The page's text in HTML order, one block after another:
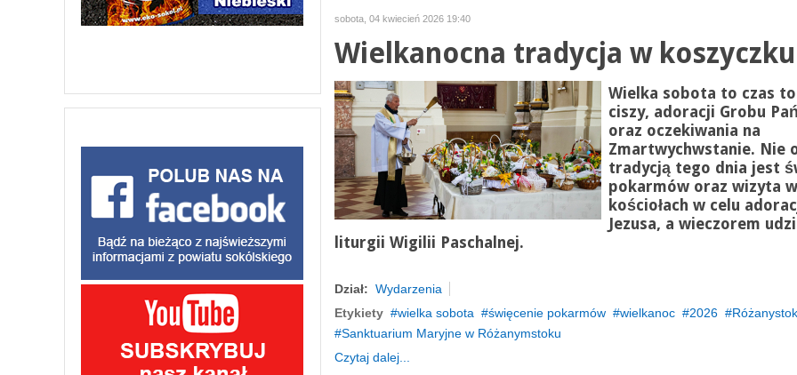
sobota, 04 kwiecień 2026 19:40
Wielkanocna tradycja w koszyczku
Wielka sobota to czas
ciszy, adoracji Grobu
oraz oczekiwania na
Zmartwychwstanie. Nie
tradycją tego dnia jest
pokarmów oraz wizyta w
kościołach w celu
Jezusa, a wieczorem
liturgii Wigilii Paschalnej.
Dział: Wydarzenia
Etykiety
wielka sobota święcenie pokarmów wielkanoc 2026
Różanystok
Sanktuarium Maryjne w Różanymstoku
Czytaj dalej...